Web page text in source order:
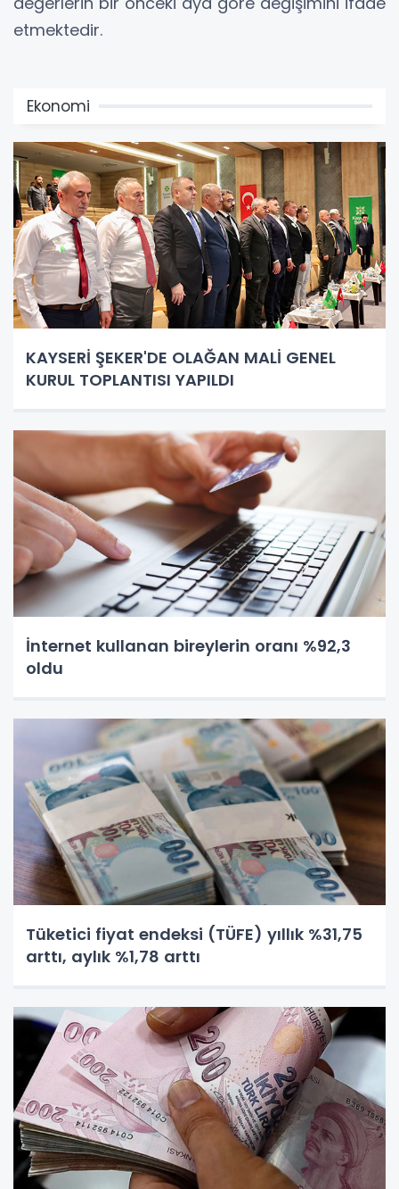
etmektedir.
Ekonomi
KAYSERİ ŞEKER'DE OLAĞAN MALİ GENEL
KURUL TOPLANTISI YAPILDI
İnternet kullanan bireylerin oranı %92,3
oldu
Tüketici fiyat endeksi (TÜFE) yıllık %31,75
arttı, aylık %1,78 arttı